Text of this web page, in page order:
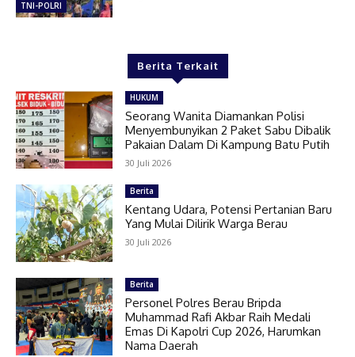
TNI-POLRI
Berita Terkait
HUKUM
Seorang Wanita Diamankan Polisi
Menyembunyikan 2 Paket Sabu Dibalik
Pakaian Dalam Di Kampung Batu Putih
30 Juli 2026
Berita
Kentang Udara, Potensi Pertanian Baru
Yang Mulai Dilirik Warga Berau
30 Juli 2026
Berita
Personel Polres Berau Bripda
Muhammad Rafi Akbar Raih Medali
Emas Di Kapolri Cup 2026, Harumkan
Nama Daerah